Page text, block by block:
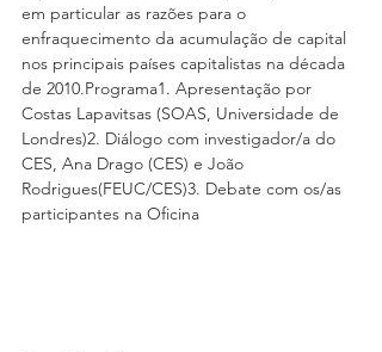
em particular as razões para o
enfraquecimento da acumulação de capital
nos principais países capitalistas na década
de 2010.Programa1. Apresentação por
Costas Lapavitsas (SOAS, Universidade de
Londres)2. Diálogo com investigador/a do
CES, Ana Drago (CES) e João
Rodrigues(FEUC/CES)3. Debate com os/as
participantes na Oficina